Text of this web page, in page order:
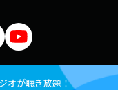
オが聴き放題！